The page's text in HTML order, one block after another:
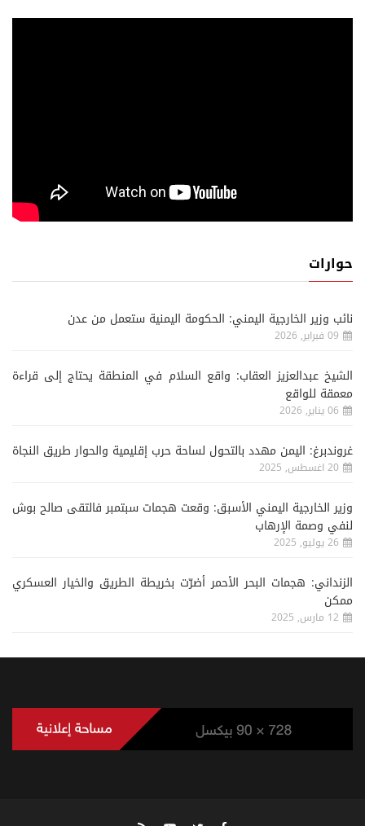
حوارات
نائب وزير الخارجية اليمني: الحكومة اليمنية ستعمل من عدن
09 فبراير, 2026
الشيخ عبدالعزيز العقاب: واقع السلام في المنطقة يحتاج إلى قراءة
معمقة للواقع
06 يناير, 2026
غروندبرغ: اليمن مهدد بالتحول لساحة حرب إقليمية والحوار طريق النجاة
20 اغسطس, 2025
وزير الخارجية اليمني الأسبق: وقعت هجمات سبتمبر فالتقى صالح بوش
لنفي وصمة الإرهاب
26 يوليو, 2025
الزنداني: هجمات البحر الأحمر أضرّت بخريطة الطريق والخيار العسكري
ممكن
12 مارس, 2025